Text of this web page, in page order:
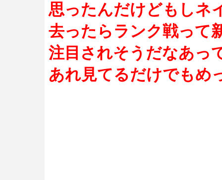
思ったんだけどもしネ
去ったらランク戦って
注目されそうだなあっ
あれ見てるだけでもめ